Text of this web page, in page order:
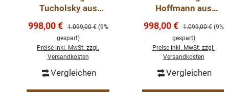
Tucholsky aus
Weichholz - Vintage
weiß
Verkaufspreis:
998,00 € Regulärer Preis:
1.099,00 € (9%
gespart)
Preise inkl. MwSt. zzgl.
Versandkosten
Vergleichen
Hoffmann aus
Weichholz weiß
Verkaufspreis:
998,00 € Regulärer Preis:
1.099,00 € (9%
gespart)
Preise inkl. MwSt. zzgl.
Versandkosten
Vergleichen